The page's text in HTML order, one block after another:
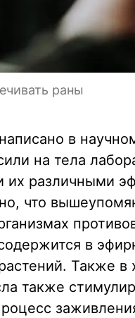
раны
в
на тела
их различными
что
в
Также в
также